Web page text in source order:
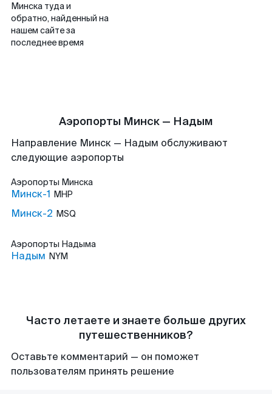
Минска туда и
обратно, найденный на
нашем сайте за
последнее время
Аэропорты Минск — Надым
Направление Минск — Надым обслуживают
следующие аэропорты
Аэропорты Минска
Минск-1 MHP
Минск-2 MSQ
Аэропорты Надыма
Надым NYM
Часто летаете и знаете больше других
путешественников?
Оставьте комментарий — он поможет
пользователям принять решение